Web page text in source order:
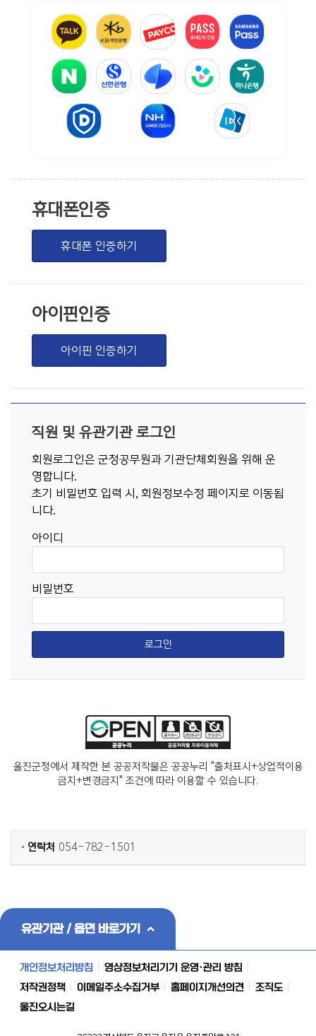
휴대폰인증
휴대폰 인증하기
아이핀인증
아이핀 인증하기
직원 및 유관기관 로그인
회원로그인은 군청공무원과 기관단체회원을 위해 운
영합니다.
초기 비밀번호 입력 시, 회원정보수정 페이지로 이동됩
니다.
아이디
비밀번호
울진군청에서 제작한 본 공공저작물은 공공누리 "출처표시+상업적이용
금지+변경금지" 조건에 따라 이용할 수 있습니다.
연락처 054-782-1501
유관기관 / 읍면 바로가기
개인정보처리방침
영상정보처리기기 운영·관리 방침
저작권정책
이메일주소수집거부 홈페이지개선의견
조직도
울진오시는길